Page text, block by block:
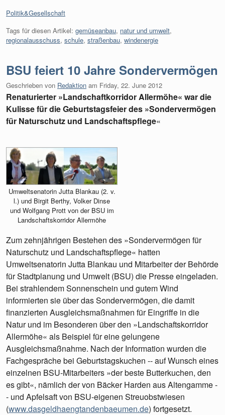
Kategorien:
Politik&Gesellschaft
Tags für diesen Artikel: gemüseanbau, natur und umwelt,
regionalausschuss, schule, straßenbau, windenergie
BSU feiert 10 Jahre Sondervermögen
Geschrieben von Redaktion am Friday, 22. June 2012
Renaturierter »Landschaftkorridor Allermöhe« war die
Kulisse für die Geburtstagsfeier des »Sondervermögen
für Naturschutz und Landschaftspflege«
Umweltsenatorin Jutta Blankau (2. v.
l.) und Birgit Berthy, Volker Dinse
und Wolfgang Prott von der BSU im
Landschaftskorridor Allermöhe
Zum zehnjährigen Bestehen des »Sondervermögen für
Naturschutz und Landschaftspflege« hatten
Umweltsenatorin Jutta Blankau und Mitarbeiter der Behörde
für Stadtplanung und Umwelt (BSU) die Presse eingeladen.
Bei strahlendem Sonnenschein und gutem Wind
informierten sie über das Sondervermögen, die damit
finanzierten Ausgleichsmaßnahmen für Eingriffe in die
Natur und im Besonderen über den »Landschaftskorridor
Allermöhe« als Beispiel für eine gelungene
Ausgleichsmaßnahme. Nach der Information wurden die
Fachgespräche bei Geburtstagskuchen -- auf Wunsch eines
einzelnen BSU-Mitarbeiters »der beste Butterkuchen, den
es gibt«, nämlich der von Bäcker Harden aus Altengamme -
- und Apfelsaft von BSU-eigenen Streuobstwiesen
(www.dasgeldhaengtandenbaeumen.de) fortgesetzt.